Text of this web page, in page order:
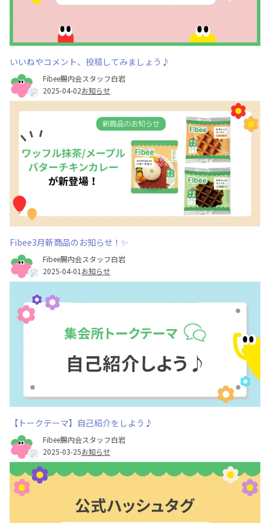
いいねやコメント、投稿してみましょう♪
Fibee腸内会スタッフ白岩
2025-04-02お知らせ
Fibee3月新商品のお知らせ！✨
Fibee腸内会スタッフ白岩
2025-04-01 お知らせ
【トークテーマ】自己紹介をしよう♪
Fibee腸内会スタッフ白岩
2025-03-25お知らせ